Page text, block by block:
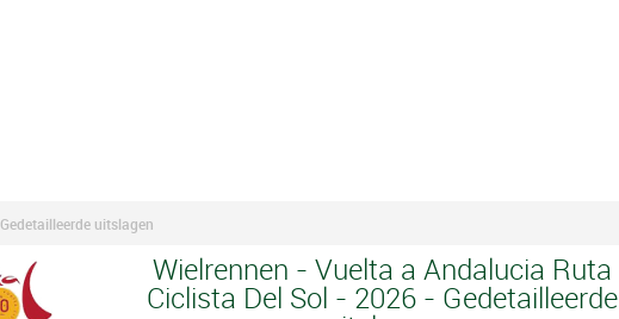
uitslagen
Wielrennen - Vuelta a Andalucia Ruta
Ciclista Del Sol - 2026 - Gedetailleerde